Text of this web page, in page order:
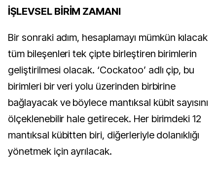
İŞLEVSEL BİRİM ZAMANI
Bir sonraki adım, hesaplamayı mümkün kılacak
tüm bileşenleri tek çipte birleştiren birimlerin
geliştirilmesi olacak. ‘Cockatoo’ adlı çip, bu
birimleri bir veri yolu üzerinden birbirine
bağlayacak ve böylece mantıksal kübit sayısını
ölçeklenebilir hale getirecek. Her birimdeki 12
mantıksal kübitten biri, diğerleriyle dolanıklığı
yönetmek için ayrılacak.